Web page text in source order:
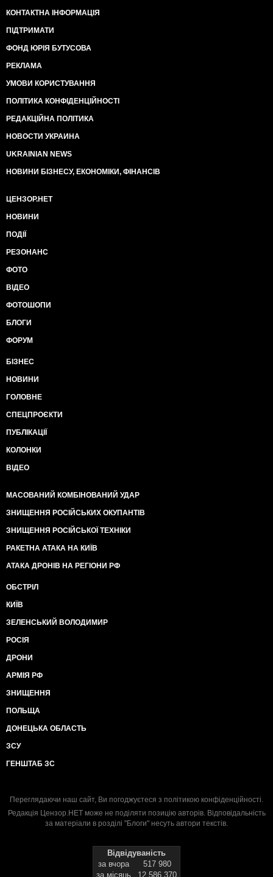
КОНТАКТНА ІНФОРМАЦІЯ
ПІДТРИМАТИ
ФОНД ЮРІЯ БУТУСОВА
РЕКЛАМА
УМОВИ КОРИСТУВАННЯ
ПОЛІТИКА КОНФІДЕНЦІЙНОСТІ
РЕДАКЦІЙНА ПОЛІТИКА
НОВОСТИ УКРАИНА
UKRAINIAN NEWS
НОВИНИ БІЗНЕСУ, ЕКОНОМІКИ, ФІНАНСІВ
ЦЕНЗОР.НЕТ
НОВИНИ
ПОДІЇ
РЕЗОНАНС
ФОТО
ВІДЕО
ФОТОШОПИ
БЛОГИ
ФОРУМ
БІЗНЕС
НОВИНИ
ГОЛОВНЕ
СПЕЦПРОЄКТИ
ПУБЛІКАЦІЇ
КОЛОНКИ
ВІДЕО
МАСОВАНИЙ КОМБІНОВАНИЙ УДАР
ЗНИЩЕННЯ РОСІЙСЬКИХ ОКУПАНТІВ
ЗНИЩЕННЯ РОСІЙСЬКОЇ ТЕХНІКИ
РАКЕТНА АТАКА НА КИЇВ
АТАКА ДРОНІВ НА РЕГІОНИ РФ
ОБСТРІЛ
КИЇВ
ЗЕЛЕНСЬКИЙ ВОЛОДИМИР
РОСІЯ
ДРОНИ
АРМІЯ РФ
ЗНИЩЕННЯ
ПОЛЬЩА
ДОНЕЦЬКА ОБЛАСТЬ
ЗСУ
ГЕНШТАБ ЗС
Переглядаючи наш сайт, Ви погоджуєтеся з політикою конфіденційності.
Редакція Цензор.НЕТ може не поділяти позицію авторів. Відповідальність
за матеріали в розділі "Блоги" несуть автори текстів.
Відвідуваність
за вчора
517 980
за місяць
12 586 370